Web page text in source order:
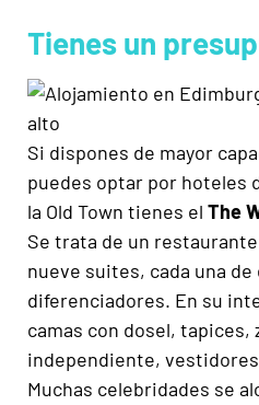
Tienes un
Si dispones de mayor
puedes optar por hoteles
la Old Town tienes el The
Se trata de un
nueve suites, cada una
diferenciadores. En su
camas con dosel, tapices,
independiente,
Muchas celebridades se